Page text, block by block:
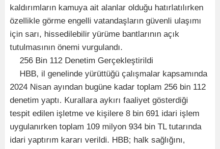
kaldırımların kamuya ait alanlar olduğu hatırlatılırken
özellikle görme engelli vatandaşların güvenli ulaşımı
için sarı, hissedilebilir yürüme bantlarının açık
tutulmasının önemi vurgulandı.
256 Bin 112 Denetim Gerçekleştirildi
HBB, il genelinde yürüttüğü çalışmalar kapsamında
2024 Nisan ayından bugüne kadar toplam 256 bin 112
denetim yaptı. Kurallara aykırı faaliyet gösterdiği
tespit edilen işletme ve kişilere 8 bin 691 idari işlem
uygulanırken toplam 109 milyon 934 bin TL tutarında
idari yaptırım kararı verildi. HBB; halk sağlığını,